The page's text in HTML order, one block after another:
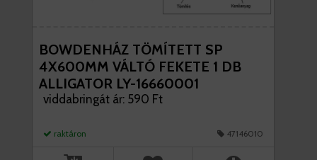
BOWDENHÁZ TÖMÍTETT SP
4X600MM VÁLTÓ FEKETE 1 DB
ALLIGATOR LY-16660001
viddabringát ár: 590 Ft
raktáron 47146010